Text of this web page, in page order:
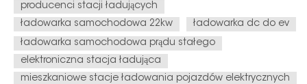
producenci stacji ładujących
ładowarka samochodowa 22kw
ładowarka dc do ev
ładowarka samochodowa prądu stałego
elektroniczna stacja ładująca
mieszkaniowe stacje ładowania pojazdów elektrycznych